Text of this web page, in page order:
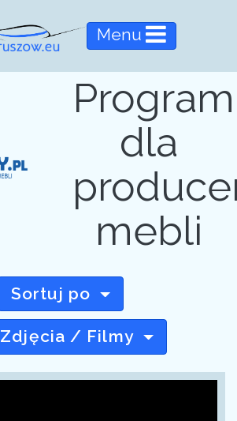
Menu
Program
dla
mebli
Sortuj po
Zdjęcia / Filmy